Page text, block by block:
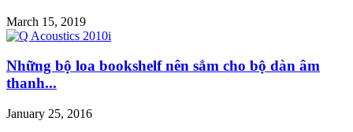
March 15, 2019
Những bộ loa bookshelf nên sắm cho bộ dàn âm
thanh...
January 25, 2016